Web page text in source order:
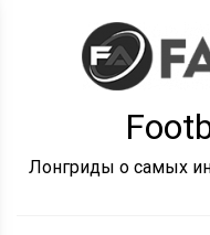
Лонгриды о самых